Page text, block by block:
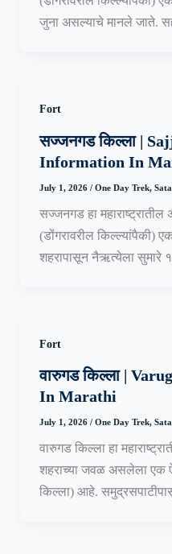
जुना असल्याचे मानले जाते.
Fort
सज्जनगड किल्ला |
Information In
July 1, 2026 / One Day Trek,
सज्जनगड हा महाराष्ट्रातील
(डोंगरावरील किल्ल्यांपैकी)
शहरापासून नैऋत्येला सुमारे
Fort
वारुगड किल्ला |
In Marathi
July 1, 2026 / One Day Trek,
वारुगड किल्ला हा
शहराच्या जवळ असलेला एक
किल्ला) आहे.